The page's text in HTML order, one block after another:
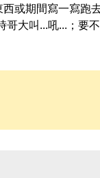
或期間寫一寫跑
大叫...吼...；要